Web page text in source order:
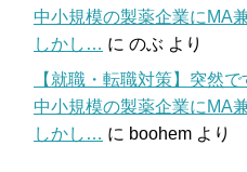
中小規模の製薬企業にMA
しかし… に のぶ より
【就職・転職対策】突然
中小規模の製薬企業にMA
しかし… に boohem より